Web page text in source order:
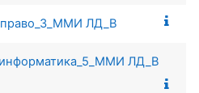
ЛД_В
ЛД_В